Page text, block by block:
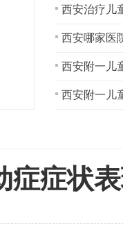
西安治疗儿
西安附一儿
西安附一儿
症症状